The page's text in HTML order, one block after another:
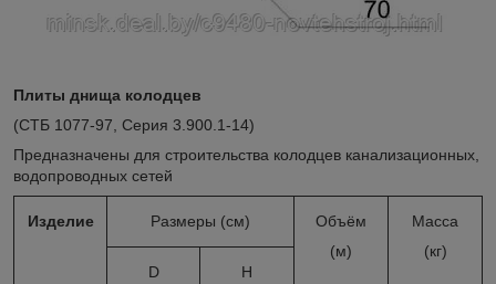
Плиты днища колодцев
(СТБ 1077-97, Серия 3.900.1-14)
Предназначены для строительства колодцев канализационных,
водопроводных сетей
Изделие Размеры (см)
Объём
(м)
Масса
(кг)
D
H